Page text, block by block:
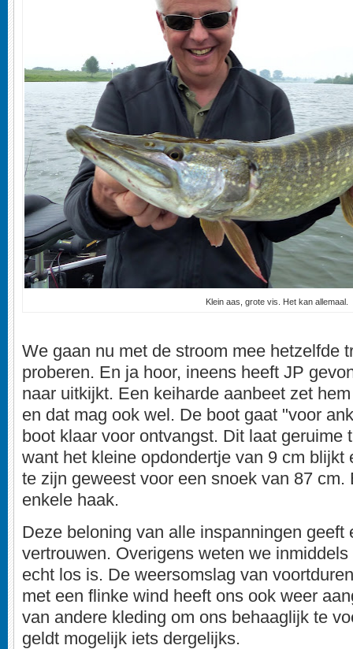
Klein aas, grote vis. Het kan allemaal.
We gaan nu met de stroom mee hetzelfde
proberen. En ja hoor, ineens heeft JP
naar uitkijkt. Een keiharde aanbeet zet
en dat mag ook wel. De boot gaat "voor
boot klaar voor ontvangst. Dit laat geruime
want het kleine opdondertje van 9 cm blijkt
te zijn geweest voor een snoek van 87 cm.
enkele haak.
Deze beloning van alle inspanningen geeft
vertrouwen. Overigens weten we
echt los is. De weersomslag van
met een flinke wind heeft ons ook weer
van andere kleding om ons behaaglijk te
geldt mogelijk iets dergelijks.